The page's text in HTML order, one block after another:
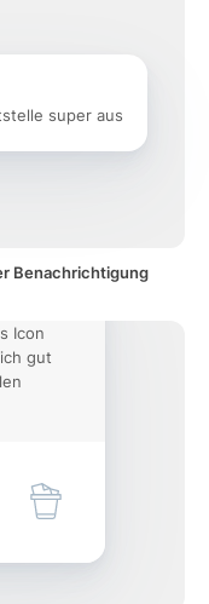
super aus
Benachrichtigung
Icon
gut